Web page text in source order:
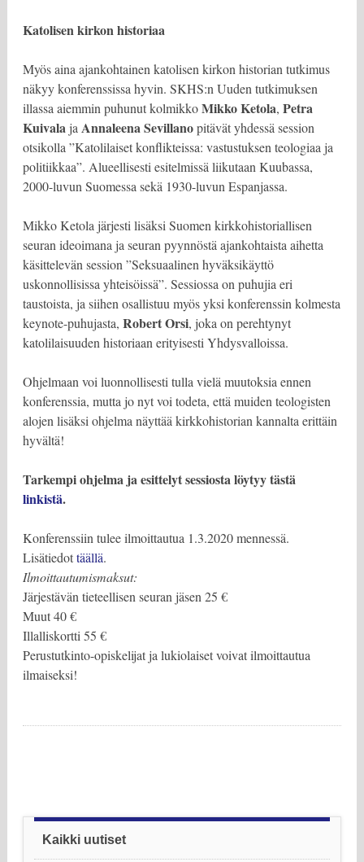
Katolisen kirkon historiaa
Myös aina ajankohtainen katolisen kirkon historian tutkimus
näkyy konferenssissa hyvin. SKHS:n Uuden tutkimuksen
illassa aiemmin puhunut kolmikkoMikko Ketola, Petra
Kuivala ja Annaleena Sevillanopitävät yhdessä session
otsikolla ”Katolilaiset konflikteissa: vastustuksen teologiaa ja
politiikkaa”. Alueellisesti esitelmissä liikutaan Kuubassa,
2000-luvun Suomessa sekä 1930-luvun Espanjassa.
Mikko Ketola järjesti lisäksi Suomen kirkkohistoriallisen
seuran ideoimana ja seuran pyynnöstä ajankohtaista aihetta
käsittelevän session ”Seksuaalinen hyväksikäyttö
uskonnollisissa yhteisöissä”. Sessiossa on puhujia eri
taustoista, ja siihen osallistuu myös yksi konferenssin kolmesta
keynote-puhujasta, Robert Orsi, joka on perehtynyt
katolilaisuuden historiaan erityisesti Yhdysvalloissa.
Ohjelmaan voi luonnollisesti tulla vielä muutoksia ennen
konferenssia, mutta jo nyt voi todeta, että muiden teologisten
alojen lisäksi ohjelma näyttää kirkkohistorian kannalta erittäin
hyvältä!
Tarkempi ohjelma ja esittelyt sessiosta löytyy tästä
linkistä.
Konferenssiin tulee ilmoittautua 1.3.2020 mennessä.
Lisätiedottäällä.
Ilmoittautumismaksut:
Järjestävän tieteellisen seuran jäsen 25 €
Muut 40 €
Illalliskortti 55 €
Perustutkinto-opiskelijat ja lukiolaiset voivat ilmoittautua
ilmaiseksi!
Post navigation
Kaikki uutiset